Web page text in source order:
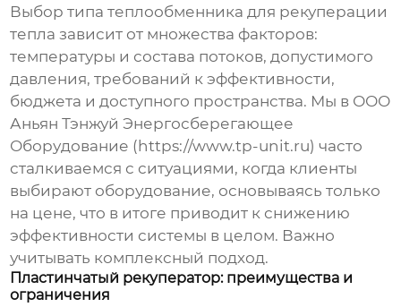
Выбор типатеплообменника для рекуперации
тепла зависит от множества факторов:
температуры и состава потоков, допустимого
давления, требований к эффективности,
бюджета и доступного пространства. Мы в ООО
Аньян Тэнжуй Энергосберегающее
Оборудование (https://www.tp-unit.ru) часто
сталкиваемся с ситуациями, когда клиенты
выбирают оборудование, основываясь только
на цене, что в итоге приводит к снижению
эффективности системы в целом. Важно
учитывать комплексный подход.
Пластинчатый рекуператор: преимущества и
ограничения